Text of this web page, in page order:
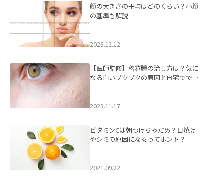
顔の大きさの平均はどのくらい？小顔
の基準も解説
2023.12.12
【医師監修】稗粒腫の治し方は？気に
なる白いブツブツの原因と自宅ででき
2023.11.17
ビタミンCは朝つけちゃだめ？日焼け
やシミの原因になるってホント？
2021.09.22